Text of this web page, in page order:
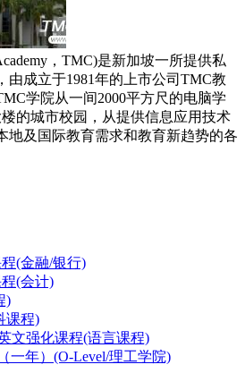
，TMC)是新加坡一所提供私
由成立于1981年的上市公司TMC教
学院从一间2000平方尺的电脑学
的城市校园，从提供信息应用技术
地及国际教育需求和教育新趋势的各
(金融/银行)
(会计)
)
课程)
文强化课程(语言课程)
一年）(O-Level/理工学院)